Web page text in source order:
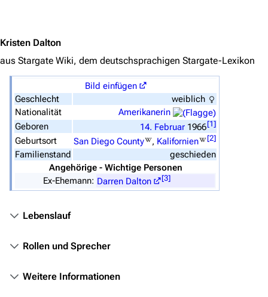
Personen
Völker
Orte
Zeitleiste
Fanprojekte
Kommerzielles
Hilfe
Kristen Dalton
aus Stargate Wiki, dem deutschsprachigen Stargate-Lexikon
Bild einfügen
Geschlecht
weiblich
Nationalität
Amerikanerin
Geboren
14. Februar 1966[1]
Geburtsort San Diego County , Kalifornien [2]
Familienstand
geschieden
Angehörige - Wichtige Personen
Ex-Ehemann: Darren Dalton [3]
Lebenslauf
Rollen und Sprecher
Weitere Informationen